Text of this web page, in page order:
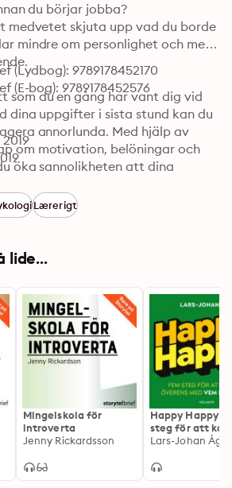
du börjar jobba?
medvetet skjuta upp vad du borde
mindre om personlighet och mer
som du en gång har vant dig vid
dina uppgifter i sista stund kan du
annorlunda. Med hjälp av
om motivation, belöningar och
öka sannolikheten att dina
– i tid.
du praktiska tips på hur du kan
och problemlösning
Att bli klar med saker och ting i
hjälp av dina vänner och tar täta
raster kan dessa uppgifter faktiskt
ta itu med.
studier från ledande
målsättning och
kommer att få ta del av övningar
från kognitiv beteendeterapi
och prokrastinering.
(Lydbog): 9789178452170
(E-bog): 9789178452576
Lærerigt
lide...
Mingelskola för
introverta
Jenny Rickardsson
Happy Happy –
steg för att
överens med
Lars-Johan Åge